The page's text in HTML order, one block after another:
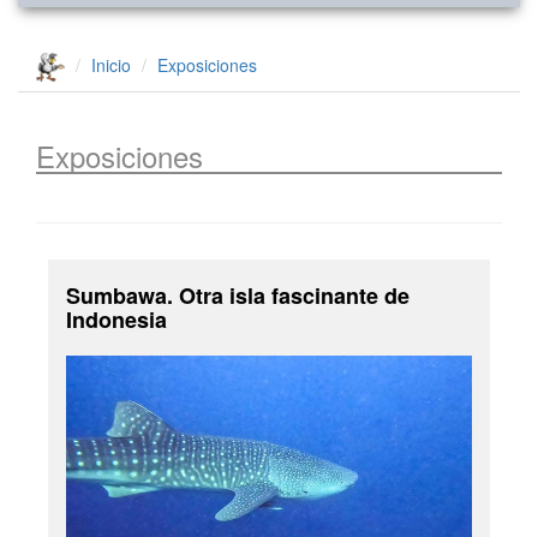
Inicio Exposiciones
Exposiciones
Sumbawa. Otra isla fascinante de
Indonesia